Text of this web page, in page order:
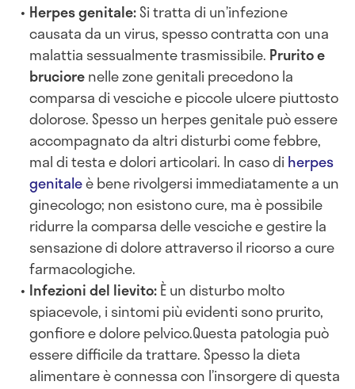
Herpes genitale:Si tratta di un’infezione
causata da un virus, spesso contratta con una
malattia sessualmente trasmissibile. Prurito e
bruciorenelle zone genitali precedono la
comparsa di vesciche e piccole ulcere piuttosto
dolorose. Spesso un herpes genitale può essere
accompagnato da altri disturbi come febbre,
mal di testa e dolori articolari. In caso di herpes
genitaleè bene rivolgersi immediatamente a un
ginecologo; non esistono cure, ma è possibile
ridurre la comparsa delle vesciche e gestire la
sensazione di dolore attraverso il ricorso a cure
farmacologiche.
Infezioni del lievito:È un disturbo molto
spiacevole, i sintomi più evidenti sono prurito,
gonfiore e dolore pelvico.Questa patologia può
essere difficile da trattare. Spesso la dieta
alimentare è connessa con l’insorgere di questa